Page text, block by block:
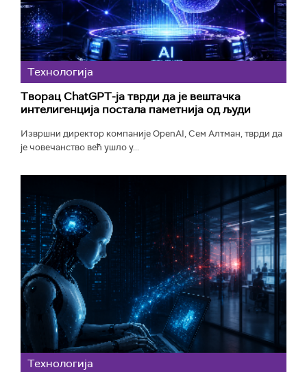
Технологијa
Творац ChatGPT-ја тврди да је вештачка
интелигенција постала паметнија од људи
Извршни директор компаније OpenAI, Сем Алтман, тврди да
је човечанство већ ушло у...
Технологијa